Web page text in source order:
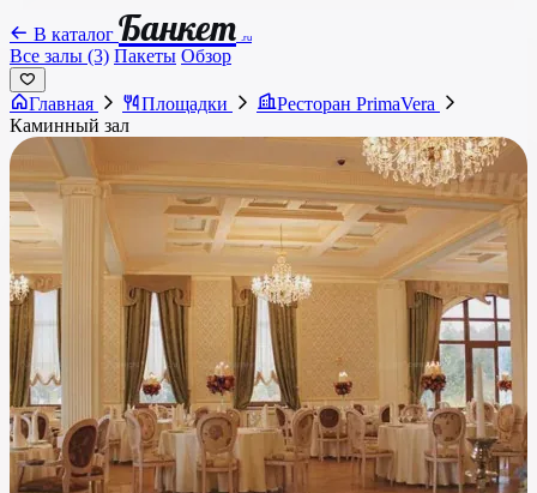
В каталог Банкет .ru
Все залы (3) Пакеты Обзор
Главная Площадки
Ресторан PrimaVera
Каминный зал